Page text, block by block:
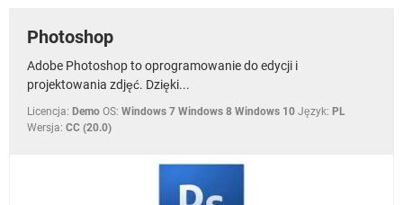
Photoshop
Adobe Photoshop to oprogramowanie do edycji i
projektowania zdjęć. Dzięki...
Licencja: Demo OS: Windows 7 Windows 8 Windows 10 Język: PL
Wersja: CC (20.0)